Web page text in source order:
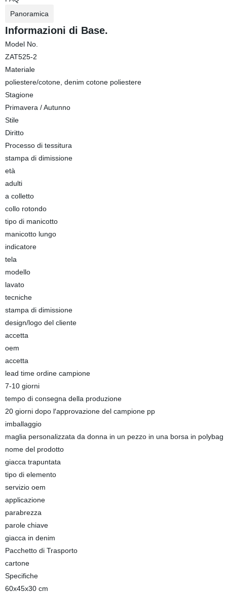
Panoramica
Informazioni di Base.
Model No.
ZAT525-2
Materiale
poliestere/cotone, denim cotone poliestere
Stagione
Primavera / Autunno
Stile
Diritto
Processo di tessitura
stampa di dimissione
età
adulti
a colletto
collo rotondo
tipo di manicotto
manicotto lungo
indicatore
tela
modello
lavato
tecniche
stampa di dimissione
design/logo del cliente
accetta
oem
accetta
lead time ordine campione
7-10 giorni
tempo di consegna della produzione
20 giorni dopo l′approvazione del campione pp
imballaggio
maglia personalizzata da donna in un pezzo in una borsa in polybag
nome del prodotto
giacca trapuntata
tipo di elemento
servizio oem
applicazione
parabrezza
parole chiave
giacca in denim
Pacchetto di Trasporto
cartone
Specifiche
60x45x30 cm